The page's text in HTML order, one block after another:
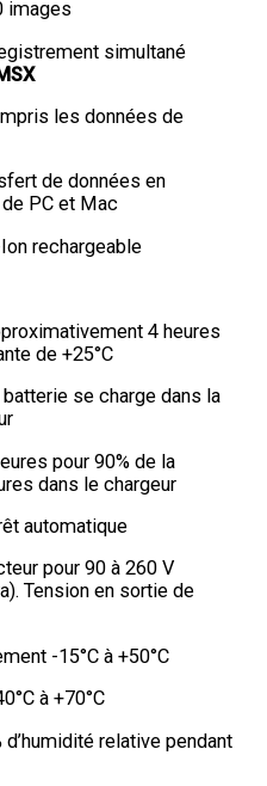
images
simultané
les données de
de données en
PC et Mac
rechargeable
4 heures
de +25°C
se charge dans la
pour 90% de la
dans le chargeur
automatique
pour 90 à 260 V
Tension en sortie de
-15°C à +50°C
à +70°C
relative pendant